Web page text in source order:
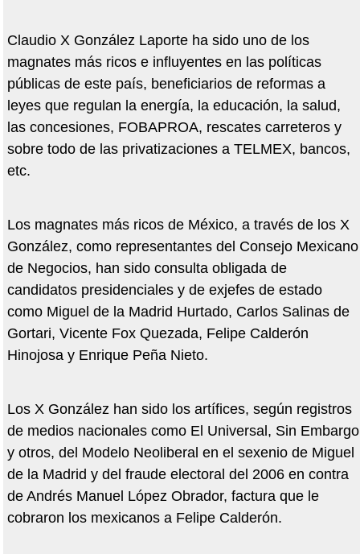
Claudio X González Laporte ha sido uno de los
magnates más ricos e influyentes en las políticas
públicas de este país, beneficiarios de reformas a
leyes que regulan la energía, la educación, la salud,
las concesiones, FOBAPROA, rescates carreteros y
sobre todo de las privatizaciones a TELMEX, bancos,
etc.
Los magnates más ricos de México, a través de los X
González, como representantes del Consejo Mexicano
de Negocios, han sido consulta obligada de
candidatos presidenciales y de exjefes de estado
como Miguel de la Madrid Hurtado, Carlos Salinas de
Gortari, Vicente Fox Quezada, Felipe Calderón
Hinojosa y Enrique Peña Nieto.
Los X González han sido los artífices, según registros
de medios nacionales como El Universal, Sin Embargo
y otros, del Modelo Neoliberal en el sexenio de Miguel
de la Madrid y del fraude electoral del 2006 en contra
de Andrés Manuel López Obrador, factura que le
cobraron los mexicanos a Felipe Calderón.